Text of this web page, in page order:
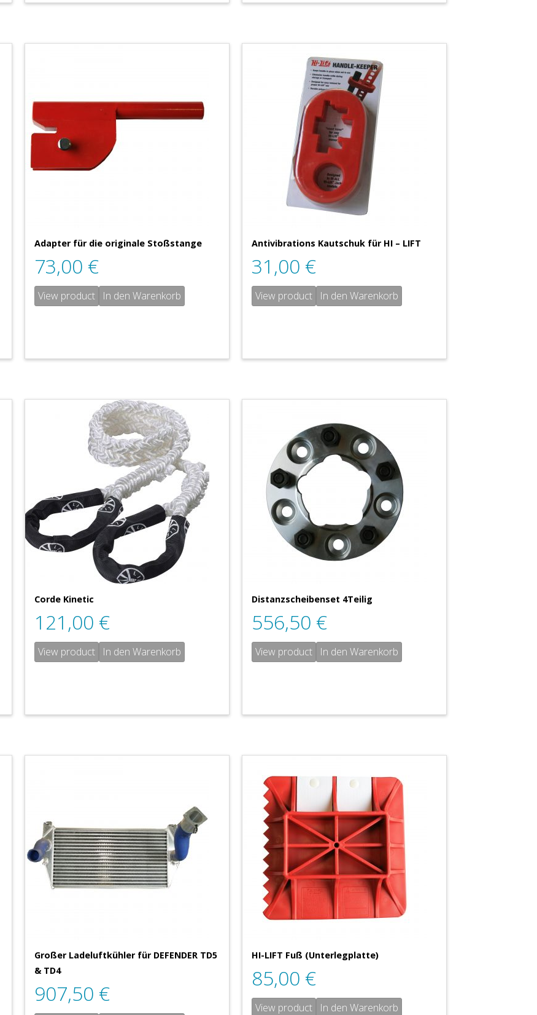
Adapter für die originale Stoßstange
73,00 €
View product In den Warenkorb
Antivibrations Kautschuk für HI – LIFT
31,00 €
View product In den Warenkorb
Corde Kinetic
121,00 €
View product In den Warenkorb
Distanzscheibenset 4Teilig
556,50 €
View product In den Warenkorb
Großer Ladeluftkühler für DEFENDER TD5
& TD4
907,50 €
HI-LIFT Fuß (Unterlegplatte)
85,00 €
View product In den Warenkorb